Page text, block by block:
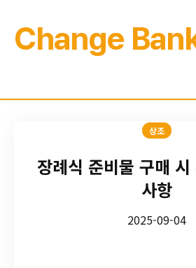
Change
상조
장례식 준비물 구매
사항
2025-09-04